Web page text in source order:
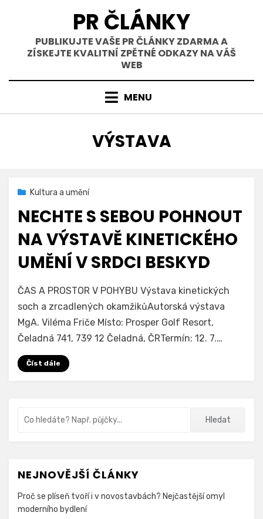
PR ČLÁNKY
PUBLIKUJTE VAŠE PR ČLÁNKY ZDARMA A
ZÍSKEJTE KVALITNÍ ZPĚTNÉ ODKAZY NA VÁŠ
WEB
MENU
ŠTÍTEK
:
VÝSTAVA
Zveřejněno
15. 8. 2025
Kultura a umění
NECHTE S SEBOU POHNOUT
NA VÝSTAVĚ KINETICKÉHO
UMĚNÍ V SRDCI BESKYD
AutorIrena Fricova
Přidat komentářna
s
sebou
pohnout
srdci
Beskyd
ČAS A PROSTOR V POHYBU Výstava kinetických
soch a zrcadlených okamžikůAutorská výstava
MgA. Viléma Friče Místo: Prosper Golf Resort,
Čeladná 741, 739 12 Čeladná, ČRTermín: 12. 7.…
Číst dále
Hledat
NEJNOVĚJŠÍ ČLÁNKY
Proč se plíseň tvoří i v novostavbách? Nejčastější omyl
moderního bydlení